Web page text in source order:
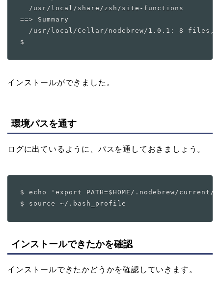
  /usr/local/share/zsh/site-functions
==> Summary
/usr/local/Cellar/nodebrew/1.0.1: 8 files,
インストールができました。
環境パスを通す
ログに出ているように、パスを通しておきましょう。
$ echo 'export PATH=$HOME/.nodebrew/
インストールできたかを確認
インストールできたかどうかを確認していきます。